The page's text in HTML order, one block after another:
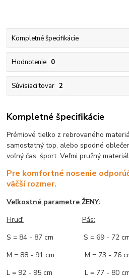
Kompletné špecifikácie
Hodnotenie 0
Súvisiaci tovar 2
Kompletné špecifikácie
Prémiové tielko z rebrovaného
samostatný top, alebo spodné
voľný čas, šport. Veľmi pružný
Pre komfortné nosenie
väčší rozmer.
Veľkostné parametre ŽENY:
Hruď:
Pás:
S = 84 - 87 cm S = 69 - 72
M = 88 - 91 cm M = 73 - 76
L = 92 - 95 cm L = 77 - 80